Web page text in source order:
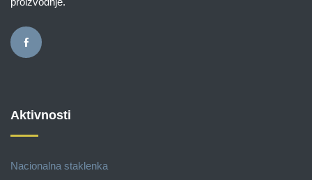
Aktivnosti
Nacionalna staklenka